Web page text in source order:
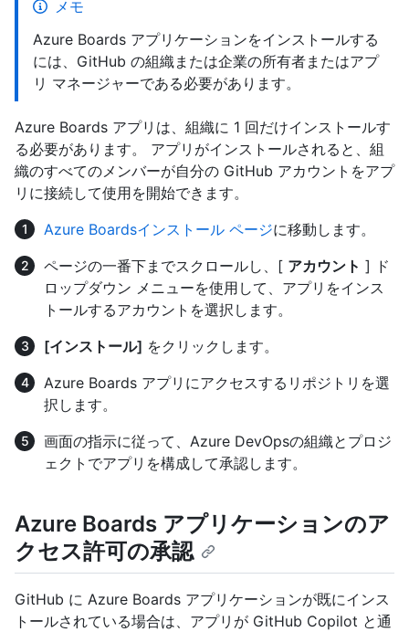
メモ
Azure Boards アプリケーションをインストールする
には、GitHub の組織または企業の所有者またはアプ
リ マネージャーである必要があります。
Azure Boards アプリは、組織に 1 回だけインストールす
る必要があります。 アプリがインストールされると、組
織のすべてのメンバーが自分の GitHub アカウントをアプ
リに接続して使用を開始できます。
Azure Boardsインストール ページに移動します。
ページの一番下までスクロールし、[ アカウント ] ド
ロップダウン メニューを使用して、アプリをインス
トールするアカウントを選択します。
[インストール] をクリックします。
Azure Boards アプリにアクセスするリポジトリを選
択します。
画面の指示に従って、Azure DevOpsの組織とプロジ
ェクトでアプリを構成して承認します。
Azure Boards アプリケーションのア
クセス許可の承認
GitHub に Azure Boards アプリケーションが既にインス
トールされている場合は、アプリが GitHub Copilot と通